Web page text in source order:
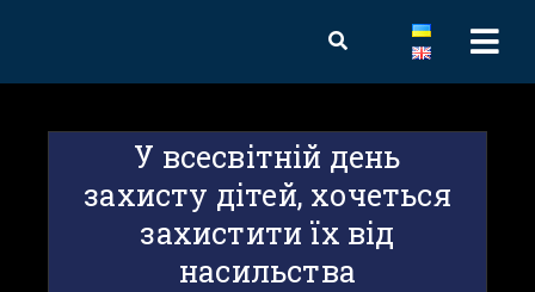
У всесвітній день
захисту дітей, хочеться
захистити їх від
насильства